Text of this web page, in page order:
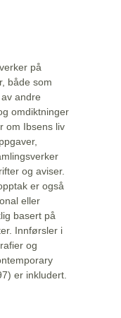
på
både som
andre
omdiktninger
om Ibsens liv
og aviser.
er også
eller
basert på
Innførsler i
og
er inkludert.